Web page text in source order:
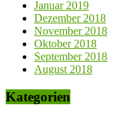
Januar 2019
Dezember 2018
November 2018
Oktober 2018
September 2018
August 2018
Kategorien